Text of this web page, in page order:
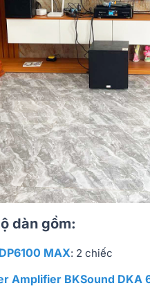
dàn gồm:
MAX: 2 chiếc
Amplifier BKSound DKA